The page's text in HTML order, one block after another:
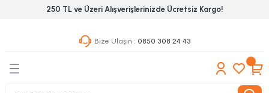
250 TL ve Üzeri Alışverişlerinizde Ücretsiz Kargo!
Bize Ulaşın : 0850 308 24 43
Geri Dön
Geri Dön
& Nalburiye
Grubu
Geri Dön